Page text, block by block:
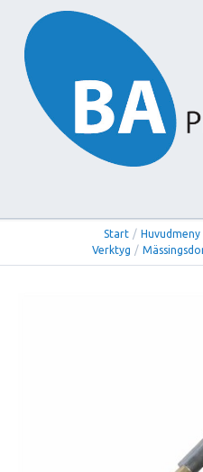
Start / Huvudmeny
Verktyg /